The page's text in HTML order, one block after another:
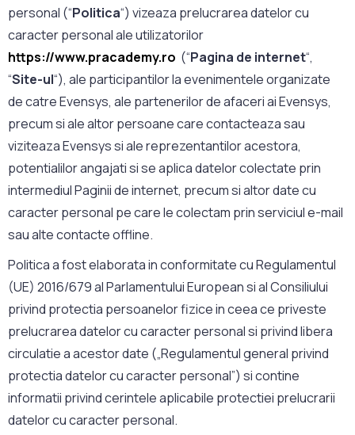
personal (“Politica“) vizeaza prelucrarea datelor cu
caracter personal ale utilizatorilor
https://www.pracademy.ro (“Pagina de internet“,
“Site-ul“), ale participantilor la evenimentele organizate
de catre Evensys, ale partenerilor de afaceri ai Evensys,
precum si ale altor persoane care contacteaza sau
viziteaza Evensys si ale reprezentantilor acestora,
potentialilor angajati si se aplica datelor colectate prin
intermediul Paginii de internet, precum si altor date cu
caracter personal pe care le colectam prin serviciul e-mail
sau alte contacte offline.
Politica a fost elaborata in conformitate cu Regulamentul
(UE) 2016/679 al Parlamentului European si al Consiliului
privind protectia persoanelor fizice in ceea ce priveste
prelucrarea datelor cu caracter personal si privind libera
circulatie a acestor date („Regulamentul general privind
protectia datelor cu caracter personal”) si contine
informatii privind cerintele aplicabile protectiei prelucrarii
datelor cu caracter personal.